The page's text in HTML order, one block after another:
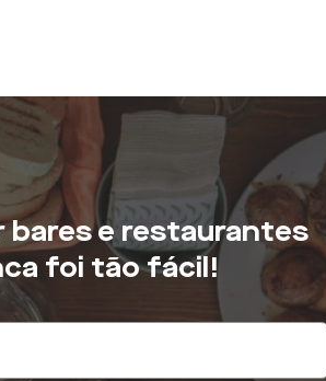
bares e restaurantes
foi tão fácil!